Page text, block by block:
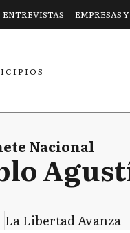
ENTREVISTAS EMPRESAS
Nacional
La Libertad Avanza